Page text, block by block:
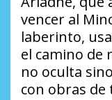
vencer al
laberinto,
el camino de
no oculta
con obras